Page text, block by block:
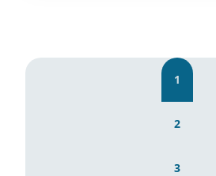
1
2
3